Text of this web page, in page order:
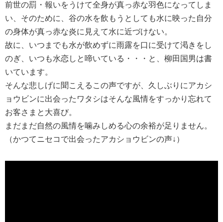
前世の罰・報いをうけて全身が真っ赤な羽色になってしま
い、そのために、谷の水を飲もうとしても水に映った自分
の身体が真っ赤な炎に見えて水に近づけない。
故に、いつまでも水が飲めずに雨露を口に受けて渇きをし
のぎ、いつも水恋しと啼いている・・・と、柳田国男は書
いています。
そんな悲しげに聞こえるこの声ですが、久しぶりにアカシ
ョウビンに出会ったワタシはそんな風情をすっかり忘れて
お客さまと大喜び。
まだまだ自然の風情を噛みしめる心の余裕が足りません。
（かつてニセコで出会ったアカショウビンの声↓）